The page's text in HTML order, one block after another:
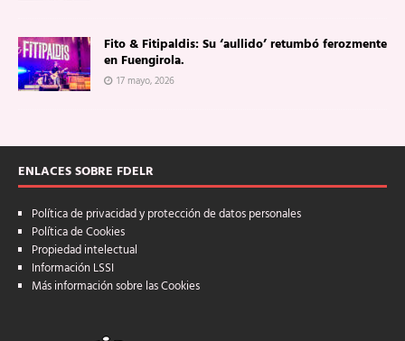
Fito & Fitipaldis: Su ‘aullido’ retumbó ferozmente
en Fuengirola.
17 mayo, 2026
ENLACES SOBRE FDELR
Política de privacidad y protección de datos personales
Política de Cookies
Propiedad intelectual
Información LSSI
Más información sobre las Cookies